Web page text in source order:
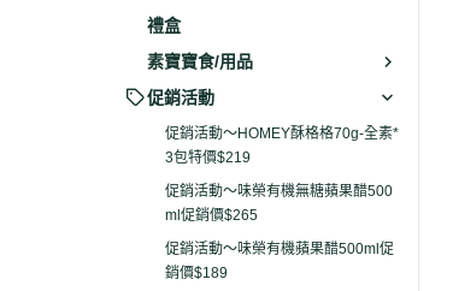
禮盒
素寶寶食/用品
促銷活動
促銷活動～HOMEY酥格格70g-全素*
3包特價$219
促銷活動～味榮有機無糖蘋果醋500
ml促銷價$265
促銷活動～味榮有機蘋果醋500ml促
銷價$189